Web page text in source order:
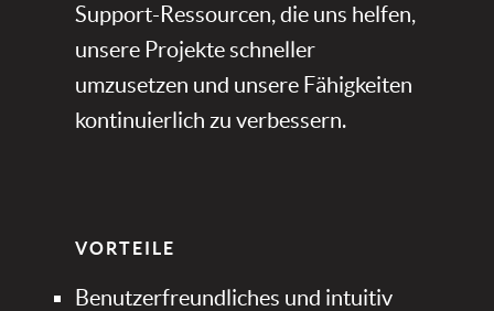
Support-Ressourcen, die uns helfen,
unsere Projekte schneller
umzusetzen und unsere Fähigkeiten
kontinuierlich zu verbessern.
VORTEILE​​
Benutzerfreundliches und intuitiv